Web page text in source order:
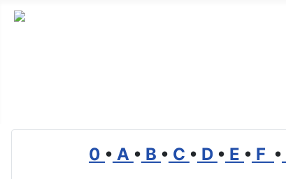
0 • A • B • C • D • E • F •